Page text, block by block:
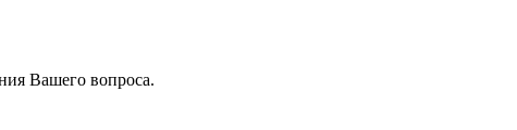
Вашего вопроса.